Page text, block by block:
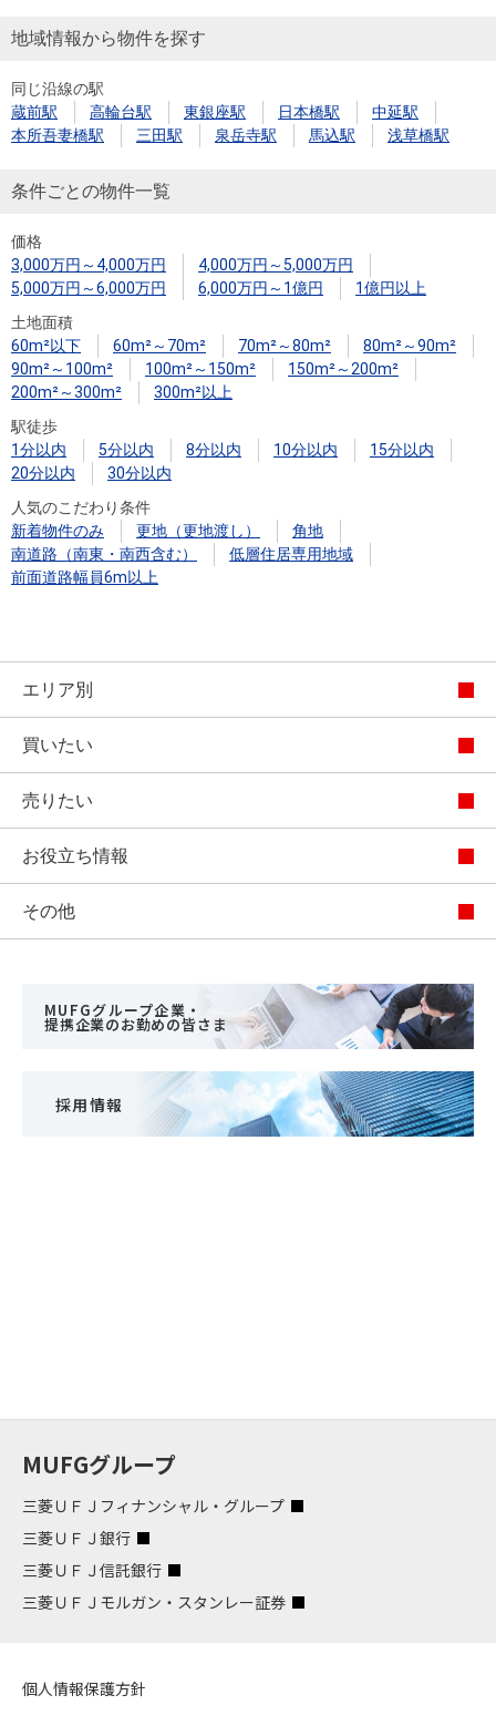
す
購入向け
サービス
住宅ロー
ンシミュ
住まい1プ
ラス（お
暮らしの
税金の本
（電子ブ
ック）
ド
住まいと
暮らしの
税金の本
売却ガイ
ド
地域情報から物件を探す
同じ沿線の駅
蔵前駅
高輪台駅 東銀座駅 日本橋駅
中延駅
本所吾妻橋駅
三田駅 泉岳寺駅 馬込駅 浅草橋駅
条件ごとの物件一覧
価格
3,000万円～4,000万円
4,000万円～5,000万円
5,000万円～6,000万円
6,000万円～1億円
1億円以上
土地面積
60m²以下
60m²～70m² 70m²～80m²
80m²～90m²
90m²～100m²
100m²～150m²
150m²～200m²
200m²～300m²
300m²以上
駅徒歩
1分以内
5分以内 8分以内 10分以内
15分以内
20分以内
30分以内
人気のこだわり条件
新着物件のみ
更地（更地渡し）
角地
南道路（南東・南西含む）
低層住居専用地域
前面道路幅員6m以上
エリア別
買いたい
売りたい
お役立ち情報
その他
MUFGグループ企業・
提携企業のお勤めの皆さま
採用情報
MUFGグループ
三菱ＵＦＪフィナンシャル・グループ
三菱ＵＦＪ銀行
三菱ＵＦＪ信託銀行
三菱ＵＦＪモルガン・スタンレー証券
個人情報保護方針